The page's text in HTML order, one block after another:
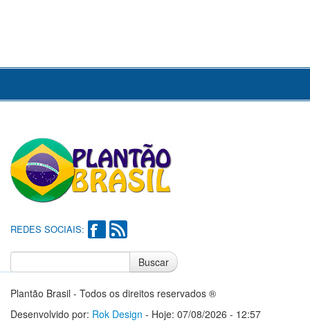
REDES SOCIAIS:
Buscar
Plantão Brasil - Todos os direitos reservados ®
Desenvolvido por: Rok Design - Hoje: 07/08/2026 - 12:57